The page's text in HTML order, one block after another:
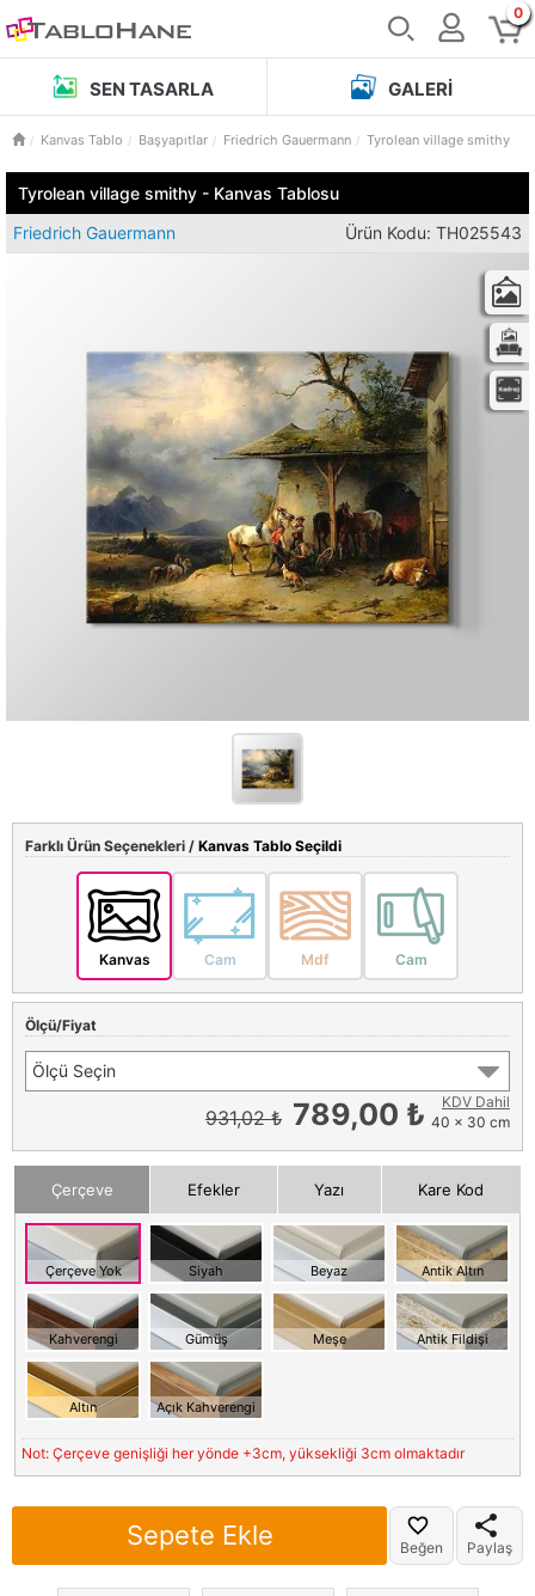
0
SEN TASARLA GALERI
Kanvas Tablo Başyapıtlar Friedrich Gauermann Tyrolean village smithy
Tyrolean village smithy - Kanvas Tablosu
Friedrich Gauermann
Ürün Kodu: TH025543
Farklı Ürün Seçenekleri / Kanvas Tablo Seçildi
Kanvas Cam Mdf Cam
Ölçü/Fiyat
Ölçü Seçin
931,02 ₺ 789,00 ₺
KDV Dahil
40 x 30 cm
Çerçeve Efekler Yazı Kare Kod
Çerçeve Yok Siyah Beyaz Antik Altın
Kahverengi Gümüş Meşe Antik Fildişi
Altın Açık Kahverengi
Not: Çerçeve genişliği her yönde +3cm, yüksekliği 3cm olmaktadır
Sepete Ekle Beğen Paylaş